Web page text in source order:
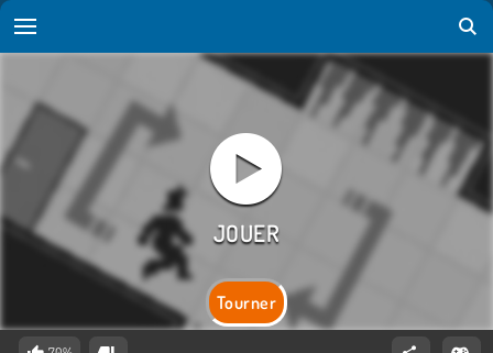
Tourner